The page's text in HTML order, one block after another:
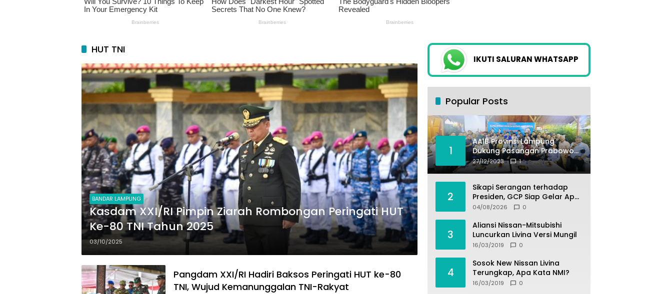
HUT TNI
BANDAR LAMPUNG
Kasdam XXI/RI Pimpin Ziarah Rombongan Peringati HUT
Ke-80 TNI Tahun 2025
03/10/2025
Pangdam XXI/RI Hadiri Baksos Peringati HUT ke-80
TNI, Wujud Kemanunggalan TNI-Rakyat
IKUTI SALURAN WHATSAPP
Popular Posts
1
AAIB Provinsi Lampung
Dukung Pasangan Prabowo-
Gibran
27/12/2023 1
2
Sikapi Serangan terhadap
Presiden, GCP Siap Gelar Apel
Akbar 10 Ribu Massa di
04/08/2026 0
3
Aliansi Nissan-Mitsubishi
Luncurkan Livina Versi Mungil
16/03/2019 0
4
Sosok New Nissan Livina
Terungkap, Apa Kata NMI?
16/03/2019 0